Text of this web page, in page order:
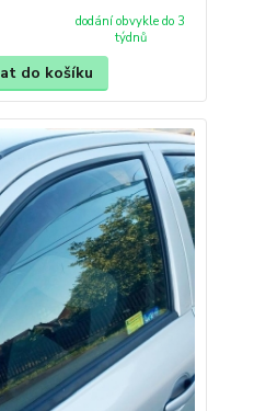
dodání obvykle do 3
týdnů
do košíku